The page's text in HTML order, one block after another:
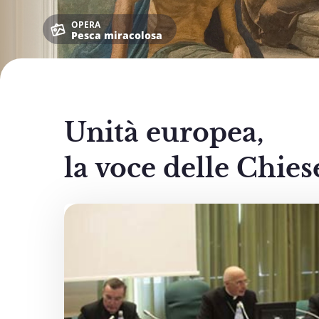
OPERA
Pesca miracolosa
Unità europea,
la voce delle